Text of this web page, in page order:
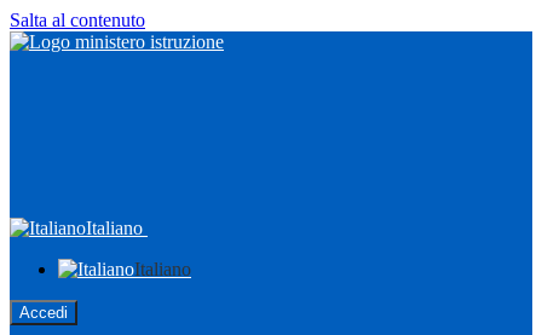
Salta al contenuto
Italiano
Italiano
Accedi